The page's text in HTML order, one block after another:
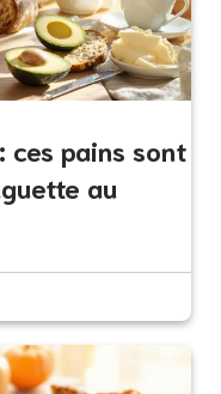
ces pains sont
au